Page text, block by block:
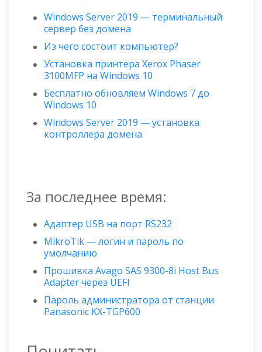
Windows Server 2019 — терминальный
сервер без домена
Из чего состоит компьютер?
Установка принтера Xerox Phaser
3100MFP на Windows 10
Бесплатно обновляем Windows 7 до
Windows 10
Windows Server 2019 — установка
контроллера домена
За последнее время:
Адаптер USB на порт RS232
MikroTik — логин и пароль по
умолчанию
Прошивка Avago SAS 9300-8i Host Bus
Adapter через UEFI
Пароль администратора от станции
Panasonic KX-TGP600